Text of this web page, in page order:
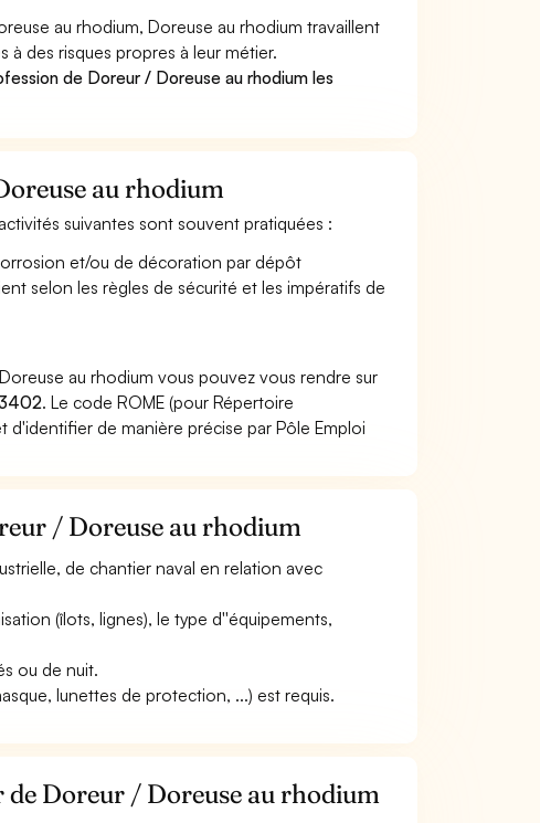
au rhodium, Doreuse au rhodium travaillent
des risques propres à leur métier.
de Doreur / Doreuse au rhodium les
au rhodium
suivantes sont souvent pratiquées :
et/ou de décoration par dépôt
selon les règles de sécurité et les impératifs de
au rhodium vous pouvez vous rendre sur
. Le code ROME (pour Répertoire
de manière précise par Pôle Emploi
/ Doreuse au rhodium
de chantier naval en relation avec
(îlots, lignes), le type d''équipements,
ou de nuit.
lunettes de protection, ...) est requis.
Doreur / Doreuse au rhodium